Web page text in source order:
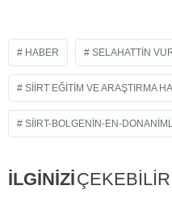
HABER SELAHATTIN
SIIRT EĞITIM VE ARAŞTIRMA
SIIRT-BOLGENIN-EN-
İLGİNİZİÇEKEBİLİR